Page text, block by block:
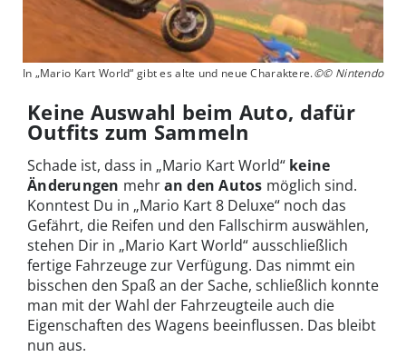
In „Mario Kart World“ gibt es alte und neue Charaktere.©© Nintendo
Keine Auswahl beim Auto, dafür
Outfits zum Sammeln
Schade ist, dass in „Mario Kart World“ keine
Änderungen mehran den Autos möglich sind.
Konntest Du in „Mario Kart 8 Deluxe“ noch das
Gefährt, die Reifen und den Fallschirm auswählen,
stehen Dir in „Mario Kart World“ ausschließlich
fertige Fahrzeuge zur Verfügung. Das nimmt ein
bisschen den Spaß an der Sache, schließlich konnte
man mit der Wahl der Fahrzeugteile auch die
Eigenschaften des Wagens beeinflussen. Das bleibt
nun aus.